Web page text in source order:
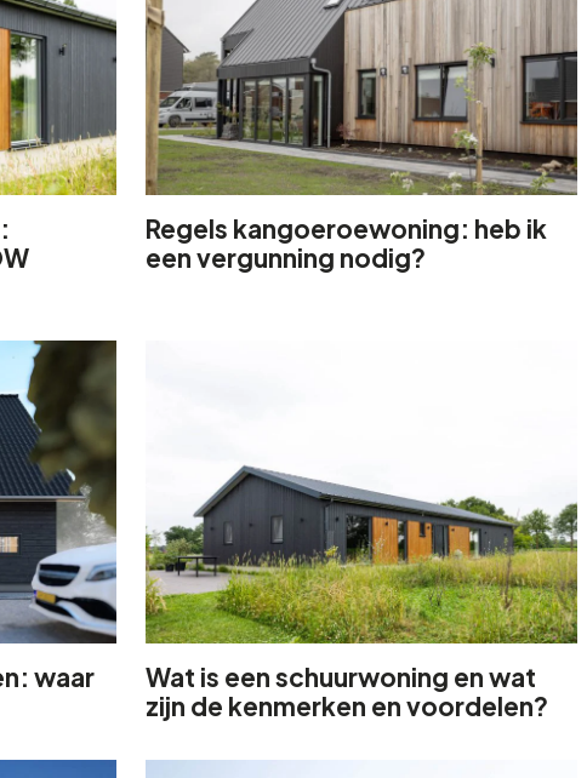
Regels kangoeroewoning: heb ik
een vergunning nodig?
waar
Wat is een schuurwoning en wat
zijn de kenmerken en voordelen?